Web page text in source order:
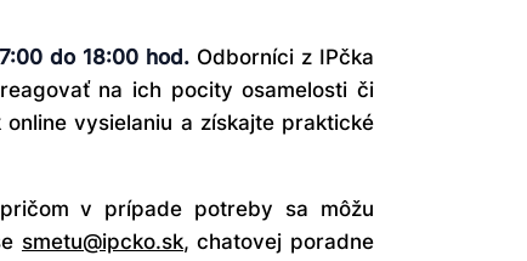
do 18:00 hod. Odborníci z IPčka
na ich pocity osamelosti či
vysielaniu a získajte praktické
v prípade potreby sa môžu
smetu@ipcko.sk, chatovej poradne